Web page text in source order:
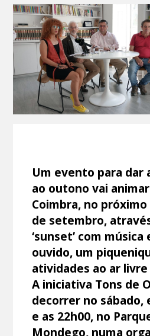
Um evento para dar
ao outono vai
Coimbra, no próximo
de setembro,
‘sunset’ com
ouvido, um
atividades ao ar
A iniciativa Tons de
decorrer no sábado,
e as 22h00, no
Mondego, numa